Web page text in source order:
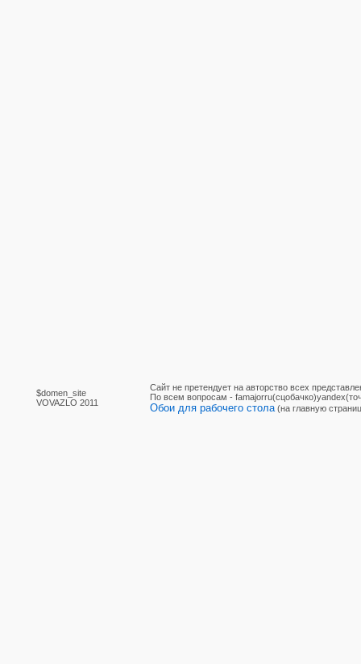
$domen_site
VOVAZLO 2011
Сайт не претендует на авторство всех
По вcем вопросам -
Обои для рабочего стола (на главную